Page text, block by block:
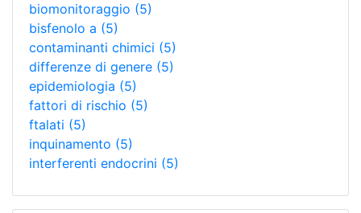
biomonitoraggio (5)
bisfenolo a (5)
contaminanti chimici (5)
differenze di genere (5)
epidemiologia (5)
fattori di rischio (5)
ftalati (5)
inquinamento (5)
interferenti endocrini (5)